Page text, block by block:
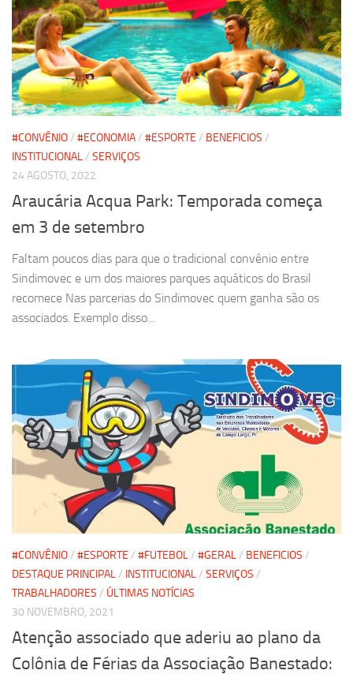
#CONVÊNIO/ #ECONOMIA/ #ESPORTE / BENEFICIOS /
INSTITUCIONAL/ SERVIÇOS
24 AGOSTO, 2022
Araucária Acqua Park: Temporada começa
em 3 de setembro
Faltam poucos dias para que o tradicional convênio entre
Sindimovec e um dos maiores parques aquáticos do Brasil
recomece Nas parcerias do Sindimovec quem ganha são os
associados. Exemplo disso...
#CONVÊNIO/ #ESPORTE / #FUTEBOL/ #GERAL/ BENEFICIOS /
DESTAQUE PRINCIPAL/ INSTITUCIONAL/ SERVIÇOS /
TRABALHADORES / ÚLTIMAS NOTÍCIAS
30 NOVEMBRO, 2021
Atenção associado que aderiu ao plano da
Colônia de Férias da Associação Banestado: